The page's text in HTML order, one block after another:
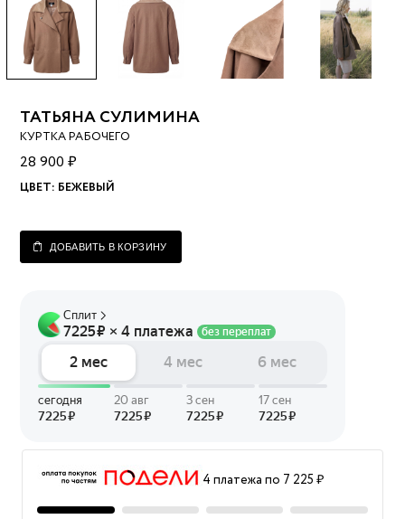
ТАТЬЯНА СУЛИМИНА
КУРТКА РАБОЧЕГО
28 900 ₽
ЦВЕТ: БЕЖЕВЫЙ
ДОБАВИТЬ В КОРЗИНУ
4 платежа по 7 225 ₽